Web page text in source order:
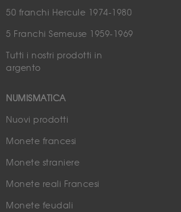
50 franchi Hercule 1974-1980
5 Franchi Semeuse 1959-1969
Tutti i nostri prodotti in
argento
NUMISMATICA
Nuovi prodotti
Monete francesi
Monete straniere
Monete reali Francesi
Monete feudali